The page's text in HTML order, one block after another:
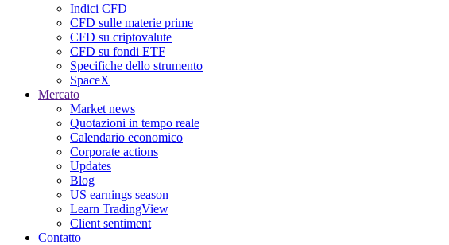
Indici CFD
CFD sulle materie prime
CFD su criptovalute
CFD su fondi ETF
Specifiche dello strumento
SpaceX
Mercato
Market news
Quotazioni in tempo reale
Calendario economico
Corporate actions
Updates
Blog
US earnings season
Learn TradingView
Client sentiment
Contatto